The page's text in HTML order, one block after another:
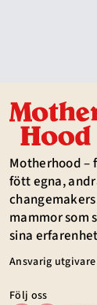
Motherhood –
fött egna,
mammor som
sina
Ansvarig
Följ oss